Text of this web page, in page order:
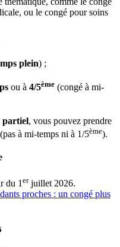
ou le congé pour soins
plein) ;
ou à 4/5ème (congé à mi-
partiel, vous pouvez prendre
(pas à mi-temps ni à 1/5ème).
du 1erjuillet 2026.
proches : un congé plus